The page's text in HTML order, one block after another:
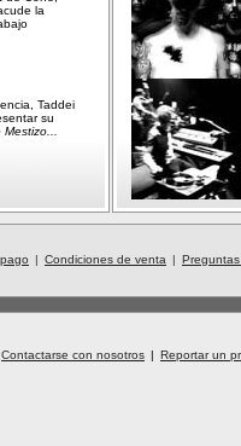
la
Taddei
su
| Condiciones de venta |
Contactarse con nosotros | Reportar un